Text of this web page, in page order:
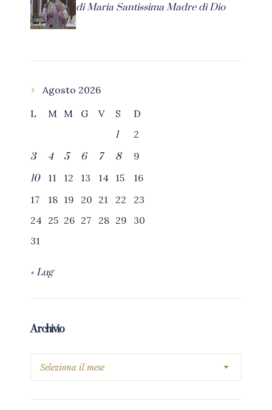
di Maria Santissima Madre di Dio
Agosto 2026
L
M M G V S
D
1
2
3
4 5 6 7 8
9
10
11 12 13 14 15
16
17
18 19 20 21 22
23
24 25 26 27 28 29
30
31
« Lug
Archivio